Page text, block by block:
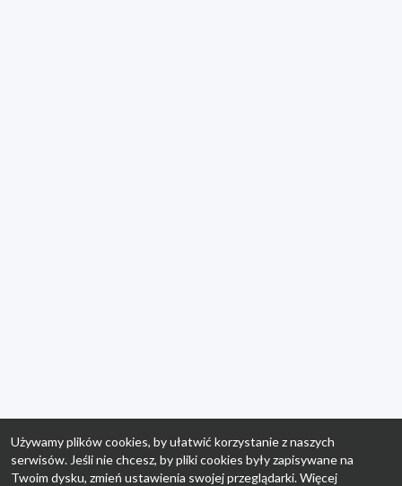
Używamy plików cookies, by ułatwić korzystanie z naszych
serwisów. Jeśli nie chcesz, by pliki cookies były zapisywane na
Twoim dysku, zmień ustawienia swojej przeglądarki. Więcej